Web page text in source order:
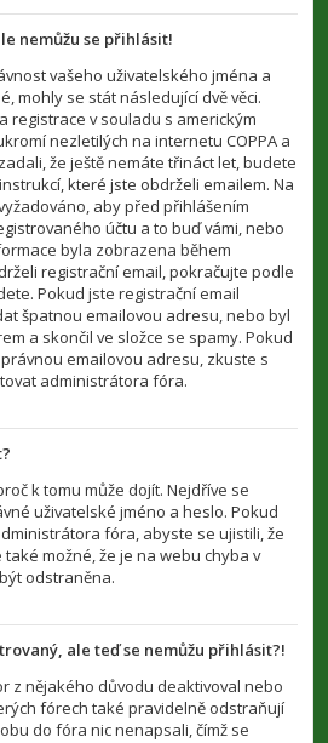
nemůžu se přihlásit!
vašeho uživatelského jména a
mohly se stát následující dvě věci.
registrace v souladu s americkým
nezletilých na internetu COPPA a
že ještě nemáte třináct let, budete
které jste obdrželi emailem. Na
aby před přihlášením
účtu a to buď vámi, nebo
byla zobrazena během
registrační email, pokračujte podle
Pokud jste registrační email
špatnou emailovou adresu, nebo byl
a skončil ve složce se spamy. Pokud
emailovou adresu, zkuste s
administrátora fóra.
k tomu může dojít. Nejdříve se
uživatelské jméno a heslo. Pokud
fóra, abyste se ujistili, že
možné, že je na webu chyba v
odstraněna.
ale teď se nemůžu přihlásit?!
z nějakého důvodu deaktivoval nebo
fórech také pravidelně odstraňují
do fóra nic nenapsali, čímž se